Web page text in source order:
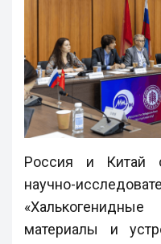
Россия и Китай
научно-
материалы и